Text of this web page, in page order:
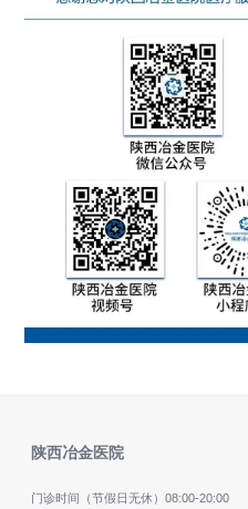
陕西冶金医院
门诊时间（节假日无休） 08:00-20:00